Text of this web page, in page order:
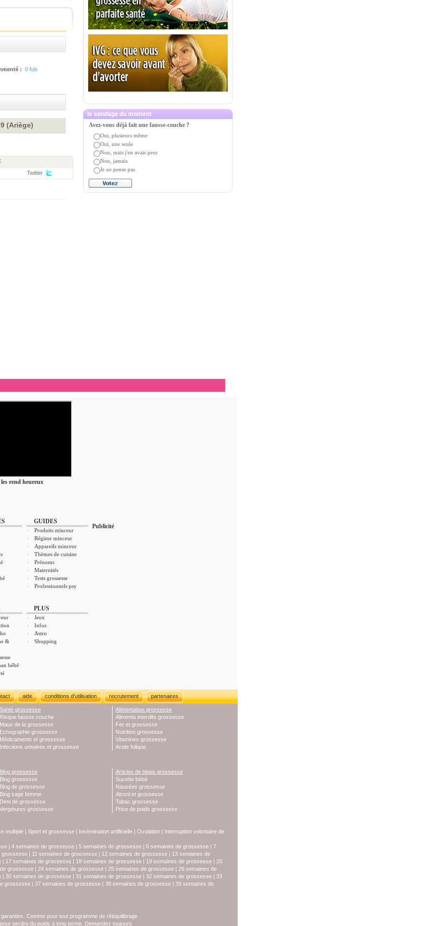
: 0 fois
(Ariège)
Twitter
le sondage du moment
Avez-vous déjà fait une fausse-couche ?
Oui, plusieurs même
Oui, une seule
Non, mais j'en avais peur
Non, jamais
Je ne pense pas
rend heureux
&
bébé
GUIDES
Produits minceur
Régime minceur
Appareils minceur
Thèmes de cuisine
Prénoms
Maternités
Tests grossesse
Professionnels psy
PLUS
Jeux
Infos
Astro
Shopping
Publicité
aide conditions d'utilisation recrutement partenaires
Santé grossesse
Risque fausse couche
Maux de la grossesse
Echographie grossesse
Médicaments et grossesse
Infections urinaires et grossesse
Alimentation grossesse
Aliments interdits grossesse
Fer et grossesse
Nutrition grossesse
Vitamines grossesse
Acide folique
Blog grossesse
Blog grossesse
Blog de grossesse
Blog sage femme
Deni de grossesse
Vergétures grossesse
Articles de blogs grossesse
Sucette bébé
Nausées grossesse
Alcool et grossesse
Tabac grossesse
Prise de poids grossesse
multiple | Sport et grossesse | Insémination artificielle | Ovulation | Interruption volontaire de
| 4 semaines de grossesse | 5 semaines de grossesse | 6 semaines de grossesse | 7
grossesse | 11 semaines de grossesse | 12 semaines de grossesse | 13 semaines de
| 17 semaines de grossesse | 18 semaines de grossesse | 19 semaines de grossesse | 20
grossesse | 24 semaines de grossesse | 25 semaines de grossesse | 26 semaines de
| 30 semaines de grossesse | 31 semaines de grossesse | 32 semaines de grossesse | 33
grossesse | 37 semaines de grossesse | 38 semaines de grossesse | 39 semaines de
Comme pour tout programme de rééquilibrage
perdre du poids à long terme. Demandez toujours